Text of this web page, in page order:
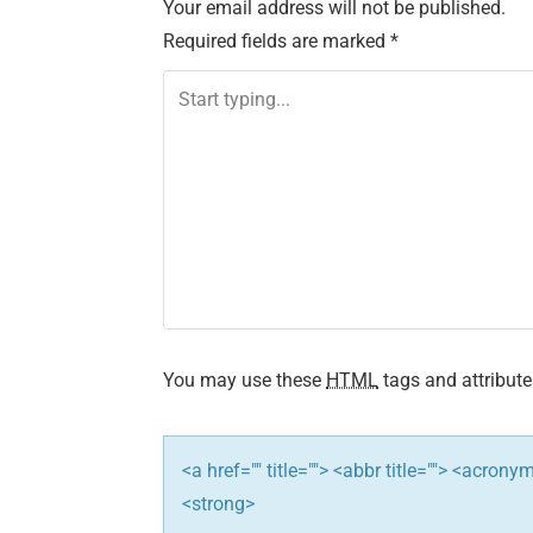
t
n
a
t
i
o
Your email address will not be published.
Required fields are marked *
You may use these HTML tags and
<a href="" title=""> <abbr title="">
<strong>